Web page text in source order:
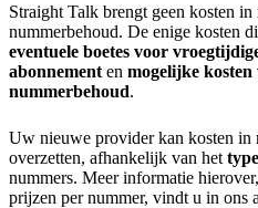
Straight Talk brengt geen kosten
nummerbehoud. De enige kosten
eventuele boetes voor
abonnement en mogelijke
nummerbehoud.
Uw nieuwe provider kan kosten in
overzetten, afhankelijk van het
nummers. Meer informatie
prijzen per nummer, vindt u in ons